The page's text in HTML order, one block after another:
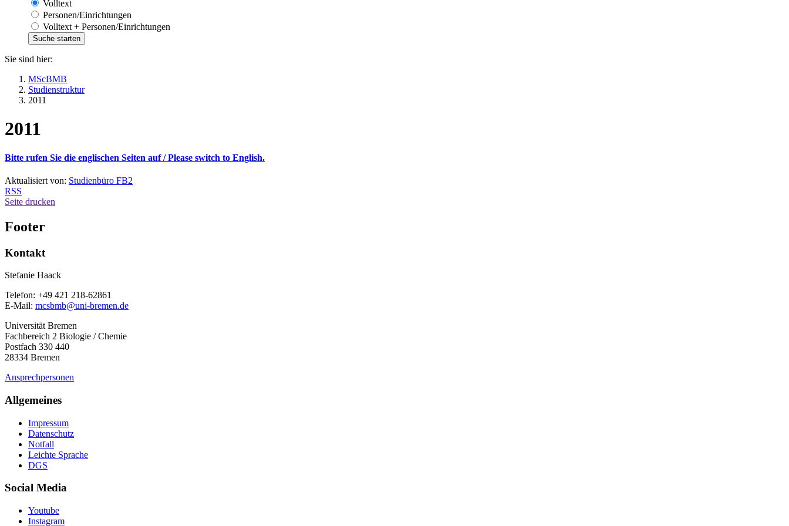
Volltext
Personen/Einrichtungen
Volltext + Personen/Einrichtungen
Sie sind hier:
MScBMB
Studienstruktur
2011
2011
Bitte rufen Sie die englischen Seiten auf /Please switch to English.
Aktualisiert von: Studienbüro FB2
RSS
Seite drucken
Footer
Kontakt
Stefanie Haack
Telefon: +49 421 218-62861
E-Mail: mcsbmb@uni-bremen.de
Universität Bremen
Fachbereich 2 Biologie / Chemie
Postfach 330 440
28334 Bremen
Ansprechpersonen
Allgemeines
Impressum
Datenschutz
Notfall
Leichte Sprache
DGS
Social Media
Youtube
Instagram